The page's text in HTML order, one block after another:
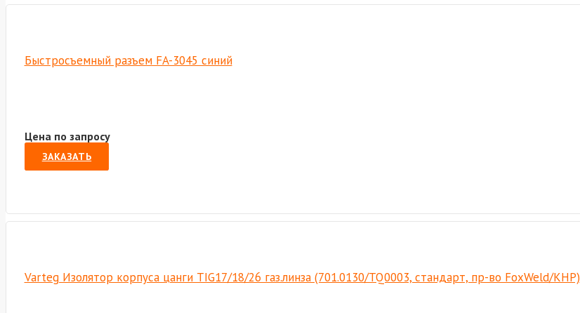
Быстросъемный разъем FA-3045 синий
Цена по запросу
ЗАКАЗАТЬ
Varteg Изолятор корпуса цанги TIG17/18/26 газ.линза (701.0130/TQ0003, стандарт, пр-во FoxWeld/КНР)